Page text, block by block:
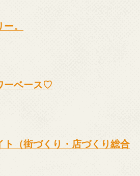
。
ーベース♡
ト（街づくり・店づくり総合